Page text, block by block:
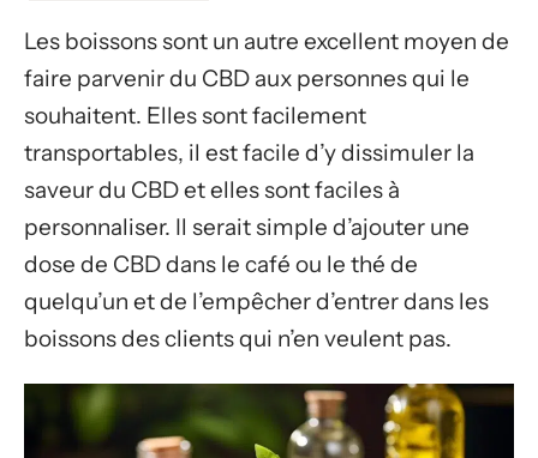
Les boissons sont un autre excellent moyen de
faire parvenir du CBD aux personnes qui le
souhaitent. Elles sont facilement
transportables, il est facile d’y dissimuler la
saveur du CBD et elles sont faciles à
personnaliser. Il serait simple d’ajouter une
dose de CBD dans le café ou le thé de
quelqu’un et de l’empêcher d’entrer dans les
boissons des clients qui n’en veulent pas.